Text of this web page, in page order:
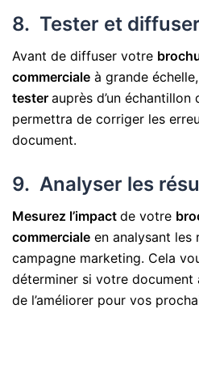
8. Tester et
Avant de diffuser votre
commerciale à grande
tester auprès d’un
permettra de corriger les
document.
9. Analyser les
Mesurez l’impact de votre
commerciale en analysant les
campagne marketing. Cela
déterminer si votre
de l’améliorer pour vos